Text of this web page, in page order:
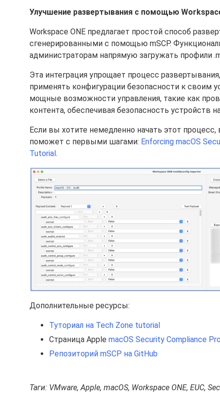
Улучшение развертывания с помощью
Workspace ONE предлагает простой способ
сгенерированными с помощью mSCP.
администраторам напрямую загружать профили
Эта интеграция упрощает процесс
применять конфигурации безопасности к своим
мощные возможности управления, такие как
контента, обеспечивая безопасность устройств
Если вы хотите немедленно начать этот
поможет с первыми шагами: Enforcing macOS
Tutorial.
Дополнительные ресурсы:
Туториал на Tech Zone tutorial
Страница Apple macOS Security Compliance
Репозиторий mSCP на GitHub
Таги: VMware, Apple, macOS, Workspace ONE, EUC,